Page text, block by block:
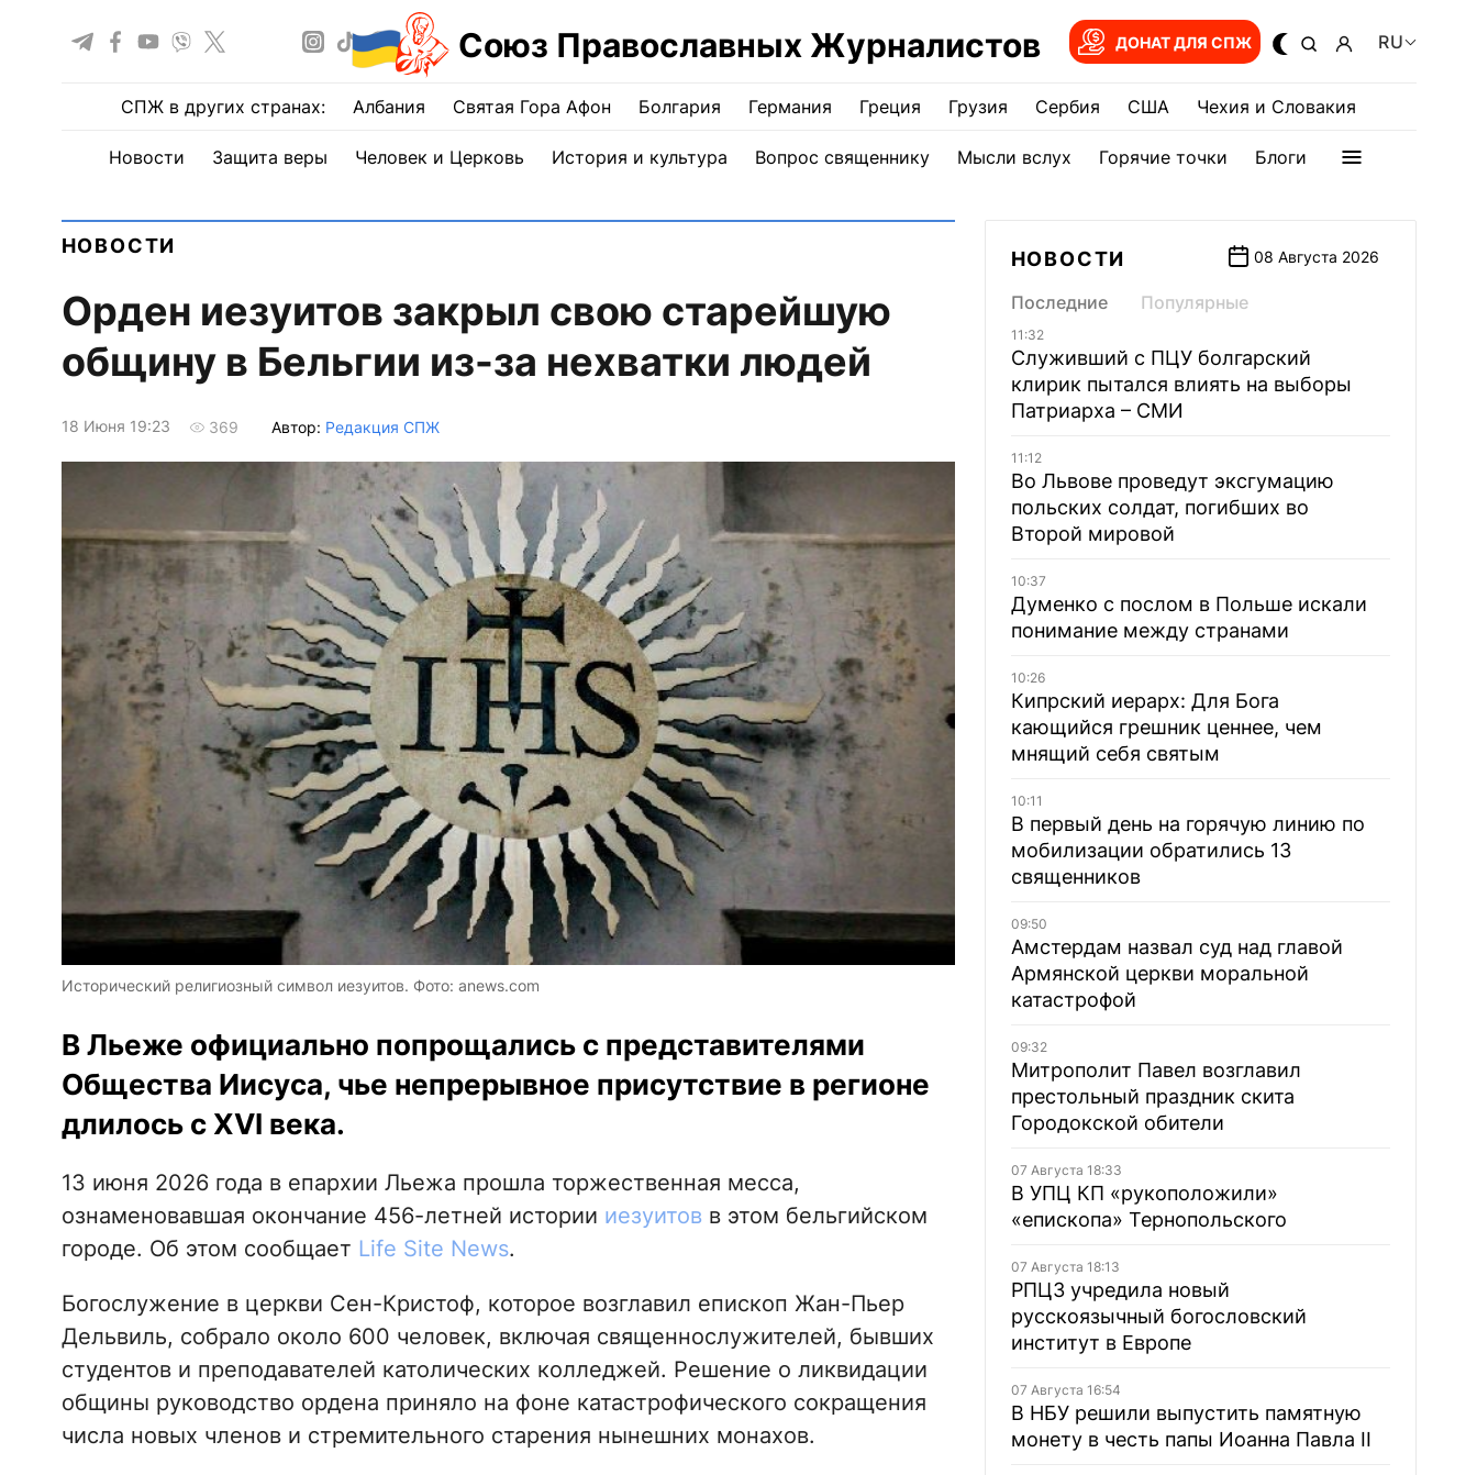
Союз Православных Журналистов ДОНАТ ДЛЯ СПЖ RU
СПЖ в других странах: Албания Святая Гора Афон Болгария Германия Греция Грузия Сербия США Чехия и Словакия
Новости Защита веры Человек и Церковь История и культура Вопрос священнику Мысли вслух Горячие точки Блоги
НОВОСТИ
Орден иезуитов закрыл свою старейшую
общину в Бельгии из-за нехватки людей
18 Июня 19:23 369 Автор: Редакция СПЖ
Исторический религиозный символ иезуитов. Фото: anews.com
В Льеже официально попрощались с представителями
Общества Иисуса, чье непрерывное присутствие в регионе
длилось с XVI века.
13 июня 2026 года в епархии Льежа прошла торжественная месса,
ознаменовавшая окончание 456-летней истории иезуитов в этом бельгийском
городе. Об этом сообщает Life Site News.
Богослужение в церкви Сен-Кристоф, которое возглавил епископ Жан-Пьер
Дельвиль, собрало около 600 человек, включая священнослужителей, бывших
студентов и преподавателей католических колледжей. Решение о ликвидации
общины руководство ордена приняло на фоне катастрофического сокращения
числа новых членов и стремительного старения нынешних монахов.
НОВОСТИ 08 Августа 2026
Последние Популярные
11:32
Служивший с ПЦУ болгарский
клирик пытался влиять на выборы
Патриарха – СМИ
11:12
Во Львове проведут эксгумацию
польских солдат, погибших во
Второй мировой
10:37
Думенко с послом в Польше искали
понимание между странами
10:26
Кипрский иерарх: Для Бога
кающийся грешник ценнее, чем
мнящий себя святым
10:11
В первый день на горячую линию по
мобилизации обратились 13
священников
09:50
Амстердам назвал суд над главой
Армянской церкви моральной
катастрофой
09:32
Митрополит Павел возглавил
престольный праздник скита
Городокской обители
07 Августа 18:33
В УПЦ КП «рукоположили»
«епископа» Тернопольского
07 Августа 18:13
РПЦЗ учредила новый
русскоязычный богословский
институт в Европе
07 Августа 16:54
В НБУ решили выпустить памятную
монету в честь папы Иоанна Павла II